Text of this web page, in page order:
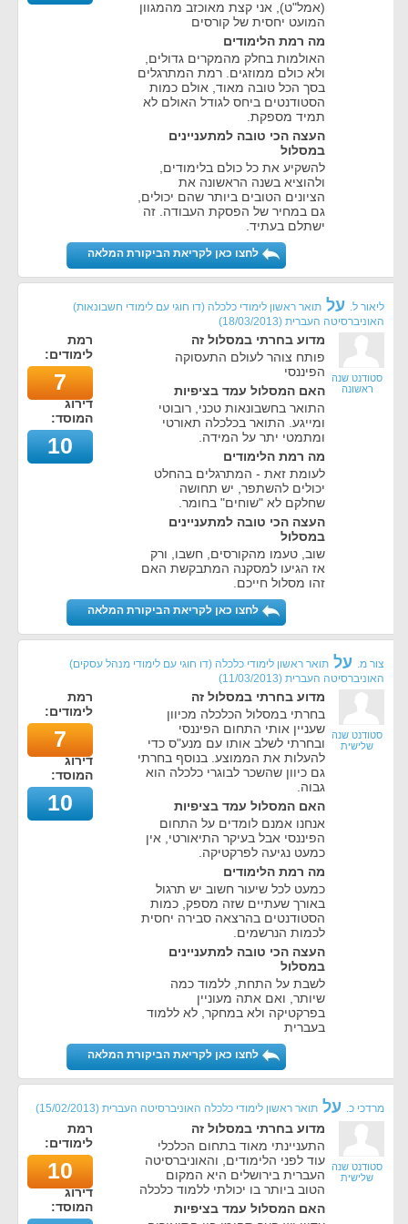
(אמל"ט), אני קצת מאוכזב מהמגוון
המועט יחסית של קורסים
מה רמת הלימודים
האולמות בחלק מהמקרים גדולים,
ולא כולם ממוזגים. רמת המתרגלים
בסך הכל טובה מאוד, אולם כמות
הסטודנטים ביחס לגודל האולם לא
תמיד מספקת.
העצה הכי טובה למתעניינים
במסלול
להשקיע את כל כולם בלימודים,
ולהוציא בשנה הראשונה את
הציונים הטובים ביותר שהם יכולים,
גם במחיר של הפסקת העבודה. זה
ישתלם בעתיד.
לחצו כאן לקריאת הביקורת המלאה
ליאור ל. על תואר ראשון לימודי כלכלה (דו חוגי עם לימודי חשבונאות)
האוניברסיטה העברית (
18/03/2013
)
סטודנט שנה
ראשונה
מדוע בחרתי במסלול זה
פותח צוהר לעולם התעסוקה
הפיננסי
האם המסלול עמד בציפיות
התואר בחשבונאות טכני, רובוטי
ומייגע. התואר בכלכלה תאורטי
ומתמטי יתר על המידה.
מה רמת הלימודים
לעומת זאת - המתרגלים בהחלט
יכולים להשתפר, יש תחושה
שחלקם לא "שוחים" בחומר.
העצה הכי טובה למתעניינים
במסלול
שוב, טעמו מהקורסים, חשבו, ורק
אז הגיעו למסקנה המתבקשת האם
זהו מסלול חייכם.
רמת
לימודים:
7
דירוג
המוסד:
10
לחצו כאן לקריאת הביקורת המלאה
צור מ. על תואר ראשון לימודי כלכלה (דו חוגי עם לימודי מנהל עסקים)
האוניברסיטה העברית (
11/03/2013
)
סטודנט שנה
שלישית
מדוע בחרתי במסלול זה
בחרתי במסלול הכלכלה מכיוון
שעניין אותי התחום הפיננסי
ובחרתי לשלב אותו עם מנע"ס כדי
להעלות את הממוצע. בנוסף בחרתי
גם כיוון שהשכר לבוגרי כלכלה הוא
גבוה.
האם המסלול עמד בציפיות
אנחנו אמנם לומדים על התחום
הפיננסי אבל בעיקר התיאורטי, אין
כמעט נגיעה לפרקטיקה.
מה רמת הלימודים
כמעט לכל שיעור חשוב יש תרגול
באורך שעתיים שזה מספק, כמות
הסטודנטים בהרצאה סבירה יחסית
לכמות הנרשמים.
העצה הכי טובה למתעניינים
במסלול
לשבת על התחת, ללמוד כמה
שיותר, ואם אתה מעוניין
בפרקטיקה ולא במחקר, לא ללמוד
בעברית
רמת
לימודים:
7
דירוג
המוסד:
10
לחצו כאן לקריאת הביקורת המלאה
מרדכי כ. על תואר ראשון לימודי כלכלה האוניברסיטה העברית (
15/02/2013
)
סטודנט שנה
שלישית
מדוע בחרתי במסלול זה
התעניינתי מאוד בתחום הכלכלי
עוד לפני הלימודים, והאוניברסיטה
העברית בירושלים היא המקום
הטוב ביותר בו יכולתי ללמוד כלכלה
האם המסלול עמד בציפיות
רמת
לימודים:
10
דירוג
המוסד: